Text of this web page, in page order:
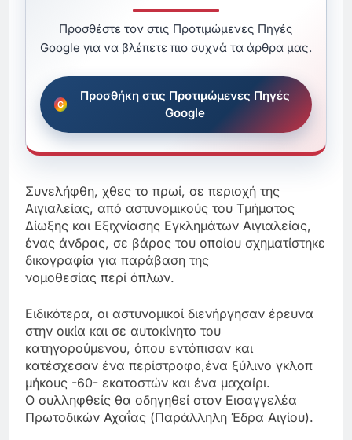
Προσθέστε τον στις Προτιμώμενες Πηγές
Google για να βλέπετε πιο συχνά τα άρθρα μας.
Προσθήκη στις Προτιμώμενες Πηγές
Google
Συνελήφθη, χθες το πρωί, σε περιοχή της
Αιγιαλείας, από αστυνομικούς του Τμήματος
Δίωξης και Εξιχνίασης Εγκλημάτων Αιγιαλείας,
ένας άνδρας, σε βάρος του οποίου σχηματίστηκε
δικογραφία για παράβαση της
νομοθεσίας περί όπλων.
Ειδικότερα, οι αστυνομικοί διενήργησαν έρευνα
στην οικία και σε αυτοκίνητο του
κατηγορούμενου, όπου εντόπισαν και
κατέσχεσαν ένα περίστροφο,ένα ξύλινο γκλοπ
μήκους -60- εκατοστών και ένα μαχαίρι.
Ο συλληφθείς θα οδηγηθεί στον Εισαγγελέα
Πρωτοδικών Αχαΐας (Παράλληλη Έδρα Αιγίου).